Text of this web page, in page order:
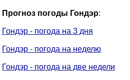
Прогноз погоды Гондэр:
Гондэр - погода на 3 дня
Гондэр - погода на неделю
Гондэр - погода на две недели